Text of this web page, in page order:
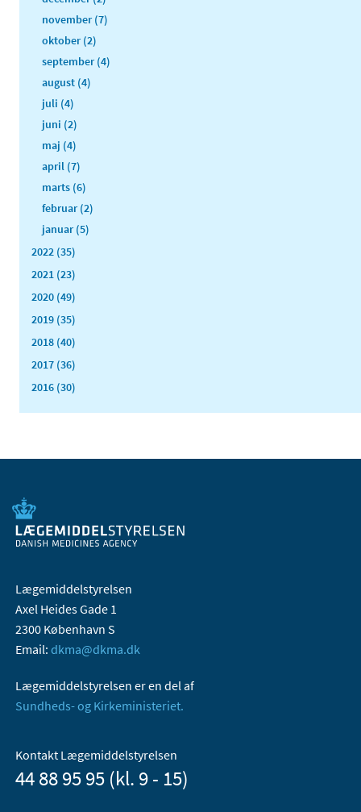
november (7)
oktober (2)
september (4)
august (4)
juli (4)
juni (2)
maj (4)
april (7)
marts (6)
februar (2)
januar (5)
2022 (35)
2021 (23)
2020 (49)
2019 (35)
2018 (40)
2017 (36)
2016 (30)
Lægemiddelstyrelsen
Axel Heides Gade 1
2300 København S
Email: dkma@dkma.dk
Lægemiddelstyrelsen er en del af
Sundheds- og Kirkeministeriet.
Kontakt Lægemiddelstyrelsen
44 88 95 95 (kl. 9 - 15)